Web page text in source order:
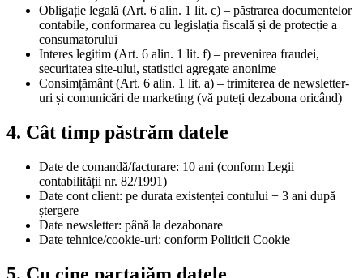
Obligație legală (Art. 6 alin. 1 lit. c) – păstrarea documentelor
contabile, conformarea cu legislația fiscală și de protecție a
consumatorului
Interes legitim (Art. 6 alin. 1 lit. f) – prevenirea fraudei,
securitatea site-ului, statistici agregate anonime
Consimțământ (Art. 6 alin. 1 lit. a) – trimiterea de newsletter-
uri și comunicări de marketing (vă puteți dezabona oricând)
4. Cât timp păstrăm datele
Date de comandă/facturare: 10 ani (conform Legii
contabilității nr. 82/1991)
Date cont client: pe durata existenței contului + 3 ani după
ștergere
Date newsletter: până la dezabonare
Date tehnice/cookie-uri: conform Politicii Cookie